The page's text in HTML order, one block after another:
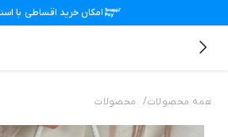
امکان خرید اقساطی با
همه محصولات/ محصولات